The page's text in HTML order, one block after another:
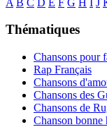
Thématiques
Chansons pour
Rap Français
Chansons
Chansons des
Chansons de
Chanson bonne